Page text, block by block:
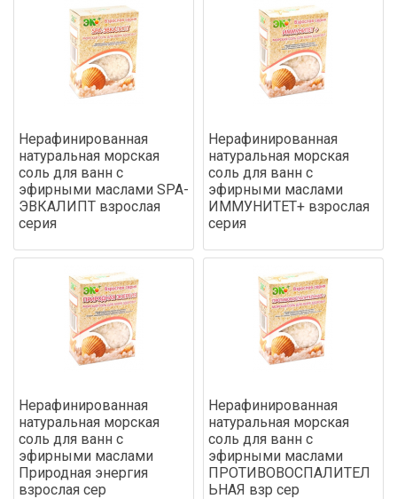
Нерафинированная
натуральная морская
соль для ванн с
эфирными маслами SPA-
ЭВКАЛИПТ взрослая
серия
Нерафинированная
натуральная морская
соль для ванн с
эфирными маслами
ИММУНИТЕТ+ взрослая
серия
Нерафинированная
натуральная морская
соль для ванн с
эфирными маслами
Природная энергия
взрослая сер
Нерафинированная
натуральная морская
соль для ванн с
эфирными маслами
ПРОТИВОВОСПАЛИТЕЛ
ЬНАЯ взр сер